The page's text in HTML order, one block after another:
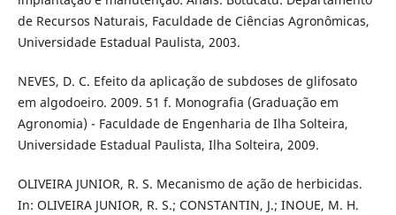
de Recursos Naturais, Faculdade de Ciências Agronômicas,
Universidade Estadual Paulista, 2003.
NEVES, D. C. Efeito da aplicação de subdoses de glifosato
em algodoeiro. 2009. 51 f. Monografia (Graduação em
Agronomia) - Faculdade de Engenharia de Ilha Solteira,
Universidade Estadual Paulista, Ilha Solteira, 2009.
OLIVEIRA JUNIOR, R. S. Mecanismo de ação de herbicidas.
In: OLIVEIRA JUNIOR, R. S.; CONSTANTIN, J.; INOUE, M. H.